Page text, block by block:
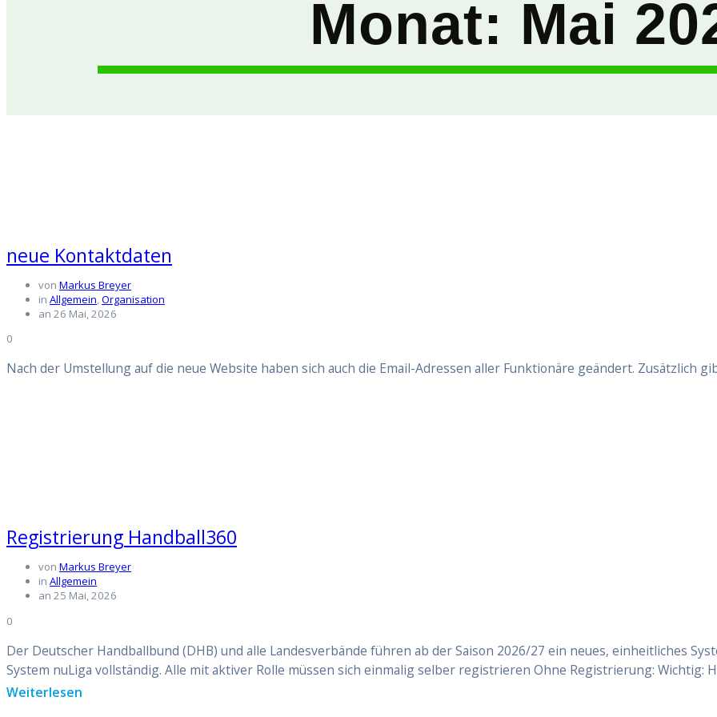
Monat: Mai
neue Kontaktdaten
von Markus Breyer
in Allgemein,Organisation
an 26 Mai, 2026
0
Nach der Umstellung auf die neue Website haben sich auch die Email-Adressen aller Funktionäre geändert. Zusätzlich
Registrierung Handball360
von Markus Breyer
in Allgemein
an 25 Mai, 2026
0
Der Deutscher Handballbund (DHB) und alle Landesverbände führen ab der Saison 2026/27 ein neues, einheitliches
System nuLiga vollständig. Alle mit aktiver Rolle müssen sich einmalig selber registrieren Ohne Registrierung: Wichtig:
Weiterlesen